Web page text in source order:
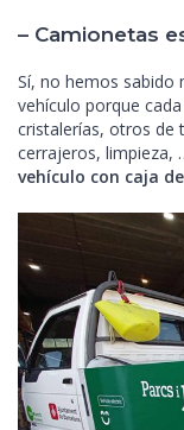
– Camionetas
Sí, no hemos sabido
vehículo porque
cristalerías, otros de
cerrajeros, limpieza,
vehículo con caja